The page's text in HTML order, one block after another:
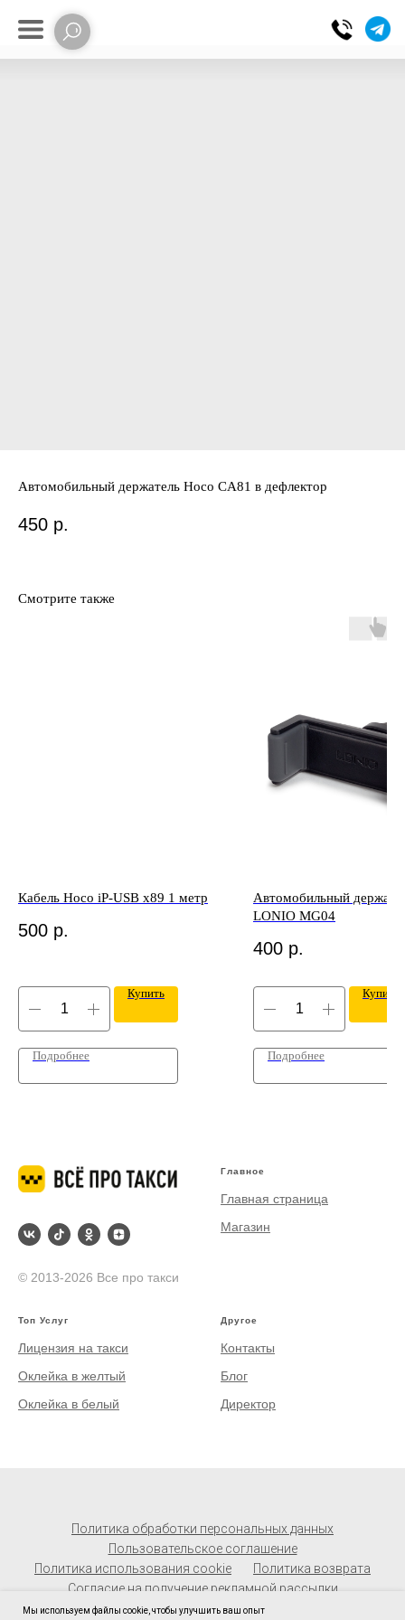
Автомобильный держатель Hoco CA81 в дефлектор
450 р.
Смотрите также
Кабель Hoco iP-USB x89 1 метр
500 р.
Купить
Подробнее
Автомобильный
LONIO MG04
400 р.
Купить
Подробнее
© 2013-2026 Все про такси
Главное
Главная страница
Магазин
Топ Услуг
Лицензия на такси
Оклейка в желтый
Оклейка в белый
Другое
Контакты
Блог
Директор
Политика обработки персональных данных
Пользовательское соглашение
Политика использования cookie
Политика возврата
Согласие на получение рекламной рассылки
Мы используем файлы cookie, чтобы улучшить ваш опыт